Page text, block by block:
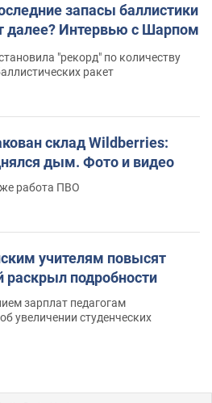
запасы баллистики
далее? Интервью с Шарпом
"рекорд" по количеству
ракет
склад Wildberries:
дым. Фото и видео
работа ПВО
учителям повысят
подробности
зарплат педагогам
увеличении студенческих